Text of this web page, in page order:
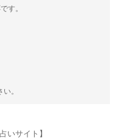
す。
。
いサイト】